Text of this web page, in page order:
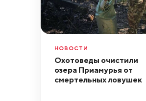
НОВОСТИ
Охотоведы очистили
озера Приамурья от
смертельных ловушек